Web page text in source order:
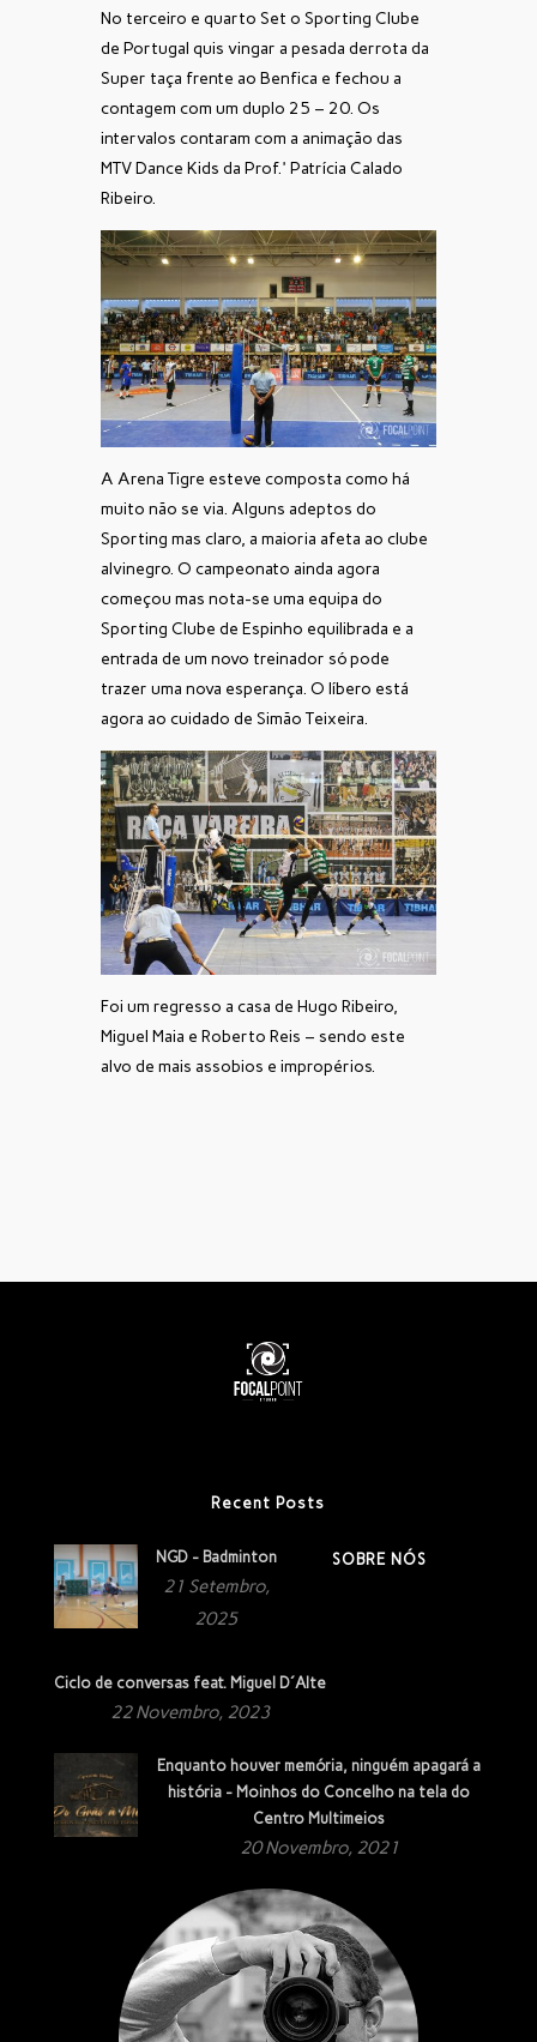
No terceiro e quarto Set o Sporting Clube
de Portugal quis vingar a pesada derrota da
Super taça frente ao Benfica e fechou a
contagem com um duplo 25 – 20. Os
intervalos contaram com a animação das
MTV Dance Kids da Prof.ª Patrícia Calado
Ribeiro.
A Arena Tigre esteve composta como há
muito não se via. Alguns adeptos do
Sporting mas claro, a maioria afeta ao clube
alvinegro. O campeonato ainda agora
começou mas nota-se uma equipa do
Sporting Clube de Espinho equilibrada e a
entrada de um novo treinador só pode
trazer uma nova esperança. O líbero está
agora ao cuidado de Simão Teixeira.
Foi um regresso a casa de Hugo Ribeiro,
Miguel Maia e Roberto Reis – sendo este
alvo de mais assobios e impropérios.
Recent Posts
NGD - Badminton
21 Setembro,
2025
Ciclo de conversas feat. Miguel D´Alte
22 Novembro, 2023
Enquanto houver memória, ninguém apagará a
história - Moinhos do Concelho na tela do
Centro Multimeios
20 Novembro, 2021
SOBRE NÓS